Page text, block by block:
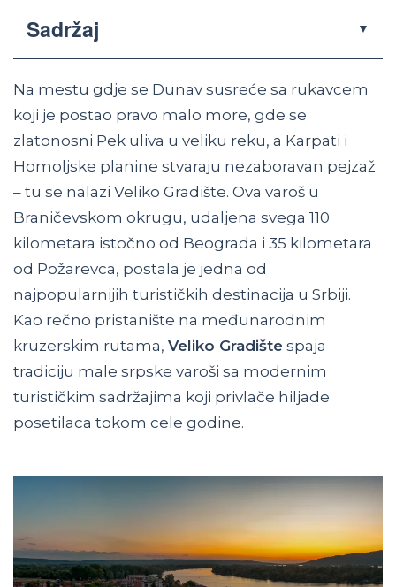
Sadržaj ▼
Na mestu gdje se Dunav susreće sa rukavcem
koji je postao pravo malo more, gde se
zlatonosni Pek uliva u veliku reku, a Karpati i
Homoljske planine stvaraju nezaboravan pejzaž
– tu se nalazi Veliko Gradište. Ova varoš u
Braničevskom okrugu, udaljena svega 110
kilometara istočno od Beograda i 35 kilometara
od Požarevca, postala je jedna od
najpopularnijih turističkih destinacija u Srbiji.
Kao rečno pristanište na međunarodnim
kruzerskim rutama, Veliko Gradište spaja
tradiciju male srpske varoši sa modernim
turističkim sadržajima koji privlače hiljade
posetilaca tokom cele godine.